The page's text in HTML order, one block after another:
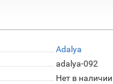
Adalya
adalya-092
Нет в наличии